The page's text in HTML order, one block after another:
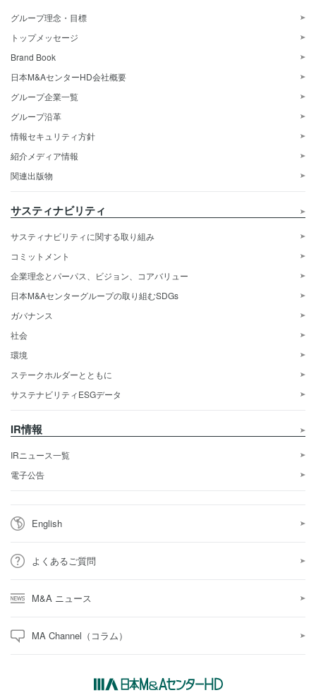
グループ理念・目標
トップメッセージ
Brand Book
日本M&AセンターHD会社概要
グループ企業一覧
グループ沿革
情報セキュリティ方針
紹介メディア情報
関連出版物
サスティナビリティ
サスティナビリティに関する取り組み
コミットメント
企業理念とパーパス、ビジョン、コアバリュー
日本M&Aセンターグループの取り組むSDGs
ガバナンス
社会
環境
ステークホルダーとともに
サステナビリティESGデータ
IR情報
IRニュース一覧
電子公告
English
よくあるご質問
M&A ニュース
MA Channel（コラム）